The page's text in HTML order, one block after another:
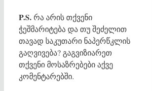
P.S.რა არის თქვენი
ჭეშმარიტება და თუ შეძელით
თავად საკუთარი ნაპერწკლის
გაღვივება? გაგვიზიარეთ
თქვენი მოსაზრებები აქვე
კომენტარებში.